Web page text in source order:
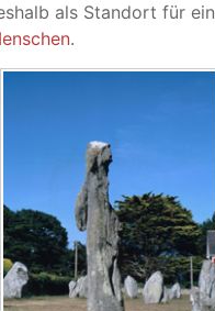
als Standort für ein
.